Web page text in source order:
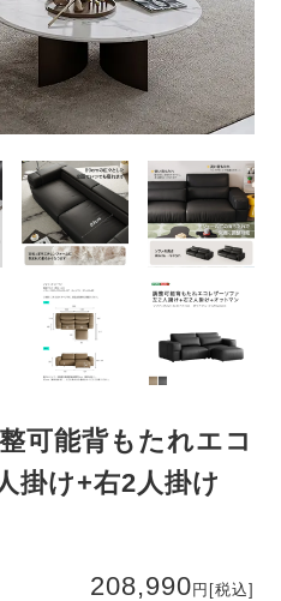
可能背もたれエコ
掛け+右2人掛け
208,990 円 [税込]